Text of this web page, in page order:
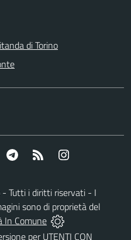
di Torino
Facebook Telegram RSS
- Tutti i diritti riservati - I
sono di proprietà del
In Comune
per UTENTI CON